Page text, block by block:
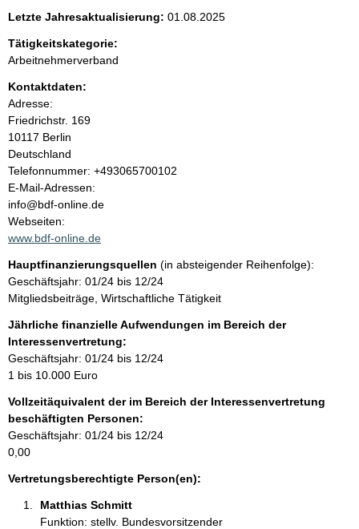
n
i
n
h
a
l
t
r
i
n
e
i
Letzte Jahresaktualisierung: 01.08.2025
Tätigkeitskategorie:
Arbeitnehmerverband
Kontaktdaten:
Adresse:
Friedrichstr. 169
10117 Berlin
Deutschland
K
o
n
t
a
t
i
n
f
o
r
m
t
i
o
n
e
Telefonnummer: +493065700102
E-Mail-Adressen:
info@bdf-online.de
Webseiten:
www.bdf-online.de
Hauptfinanzierungsquellen (in absteigender Reihenfolge):
Geschäftsjahr: 01/24 bis 12/24
Mitgliedsbeiträge, Wirtschaftliche Tätigkeit
Jährliche finanzielle Aufwendungen im Bereich der
Interessenvertretung:
Geschäftsjahr: 01/24 bis 12/24
1 bis 10.000 Euro
Vollzeitäquivalent der im Bereich der Interessenvertretung
beschäftigten Personen:
Geschäftsjahr: 01/24 bis 12/24
0,00
Vertretungsberechtigte Person(en):
Matthias Schmitt
Funktion: stellv. Bundesvorsitzender